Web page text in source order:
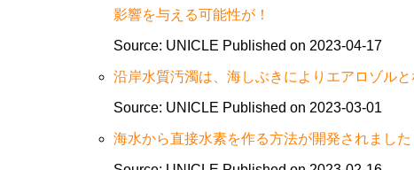
影響を与える可能性が！
Source: UNICLE Published on 2023-04-17
沿岸水質汚濁は、海しぶきによりエアロゾル
Source: UNICLE Published on 2023-03-01
海水から直接水素を作る方法が開発されました